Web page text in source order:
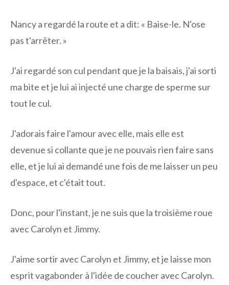
Nancy a regardé la route et a dit: « Baise-le. N'ose
pas t'arrêter. »
J'ai regardé son cul pendant que je la baisais, j'ai sorti
ma bite et je lui ai injecté une charge de sperme sur
tout le cul.
J'adorais faire l'amour avec elle, mais elle est
devenue si collante que je ne pouvais rien faire sans
elle, et je lui ai demandé une fois de me laisser un peu
d'espace, et c'était tout.
Donc, pour l'instant, je ne suis que la troisième roue
avec Carolyn et Jimmy.
J'aime sortir avec Carolyn et Jimmy, et je laisse mon
esprit vagabonder à l'idée de coucher avec Carolyn.